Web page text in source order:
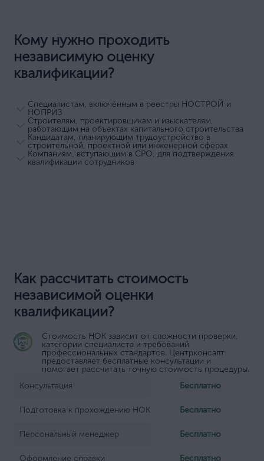
Кому нужно проходить
независимую оценку
квалификации?
Специалистам, включённым в реестры НОСТРОЙ и
НОПРИЗ
Строителям, проектировщикам и изыскателям,
работающим на объектах капитального строительства
Кандидатам, планирующим трудоустройство в
строительной, проектной или инженерной сферах
Компаниям, вступающим в СРО, для подтверждения
квалификации сотрудников
Как рассчитать стоимость
независимой оценки
квалификации?
Стоимость НОК зависит от сложности проверки,
категории специалиста и требований
профессиональных стандартов. Центрконсалт
предоставляет бесплатные консультации и
помогает рассчитать точную стоимость процедуры.
Консультация
Бесплатно
Подготовка к прохождению НОК Бесплатно
Персональный менеджер Бесплатно
Оформление справки Бесплатно